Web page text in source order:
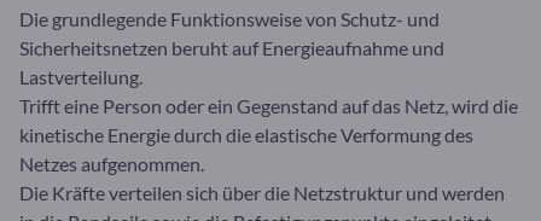
Die grundlegende Funktionsweise von Schutz- und
Sicherheitsnetzen beruht auf Energieaufnahme und
Lastverteilung.
Trifft eine Person oder ein Gegenstand auf das Netz, wird die
kinetische Energie durch die elastische Verformung des
Netzes aufgenommen.
Die Kräfte verteilen sich über die Netzstruktur und werden